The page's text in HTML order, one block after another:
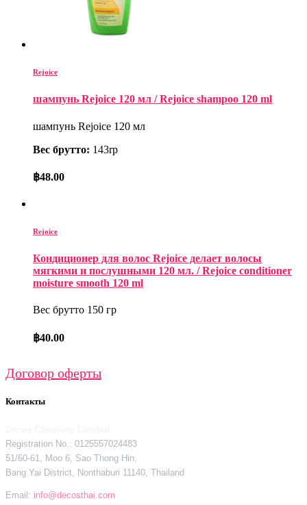
Rejoice
шампунь Rejoice 120 мл / Rejoice shampoo 120 ml
шампунь Rejoice 120 мл
Вес брутто: 143rp
฿48.00
Rejoice
Кондиционер для волос Rejoice делает волосы
мягкими и послушными 120 мл. / Rejoice conditioner
moisture smooth 120 ml
Вес брутто 150 гр
฿40.00
Договор оферты
Контакты
Registration No.: 0125557024483
51/60-61, Moo 6, Sao Thong Hin,
Bang Yai District, Nonthaburi 11140, Thailand
Email: info@decosthai.com